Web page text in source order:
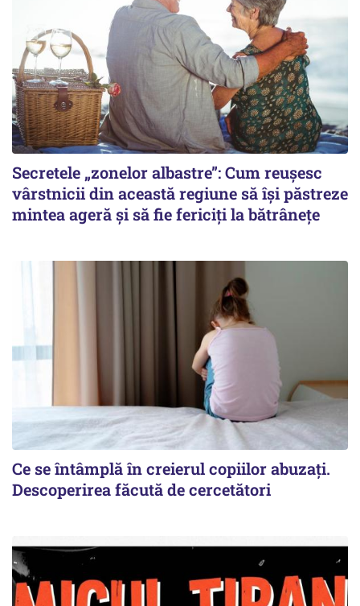
Secretele „zonelor albastre”: Cum reușesc
vârstnicii din această regiune să își păstreze
mintea ageră și să fie fericiți la bătrânețe
Ce se întâmplă în creierul copiilor abuzați.
Descoperirea făcută de cercetători